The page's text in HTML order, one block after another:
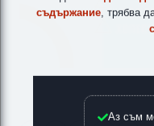
съдържание , трябва
Аз съм